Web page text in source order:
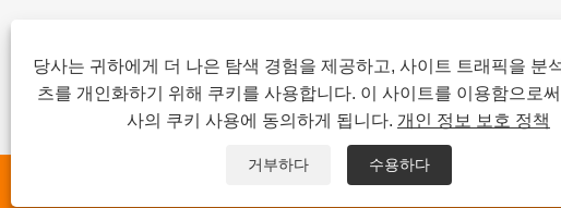
당사는 귀하에게 더 나은 탐색 경험을 제공하고, 사이트 트래픽을 분
츠를 개인화하기 위해 쿠키를 사용합니다. 이 사이트를 이용함으로
사의 쿠키 사용에 동의하게 됩니다. 개인 정보 보호 정책
거부하다 수용하다
Copyright © 2022 Tianjin Milestone Valve Company- 나비